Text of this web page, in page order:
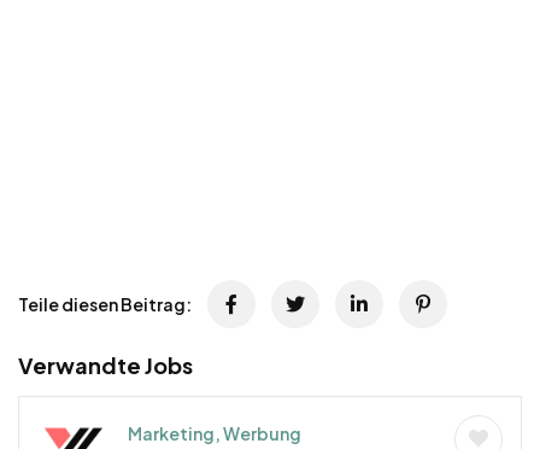
Teile diesen Beitrag:
Verwandte Jobs
Marketing, Werbung